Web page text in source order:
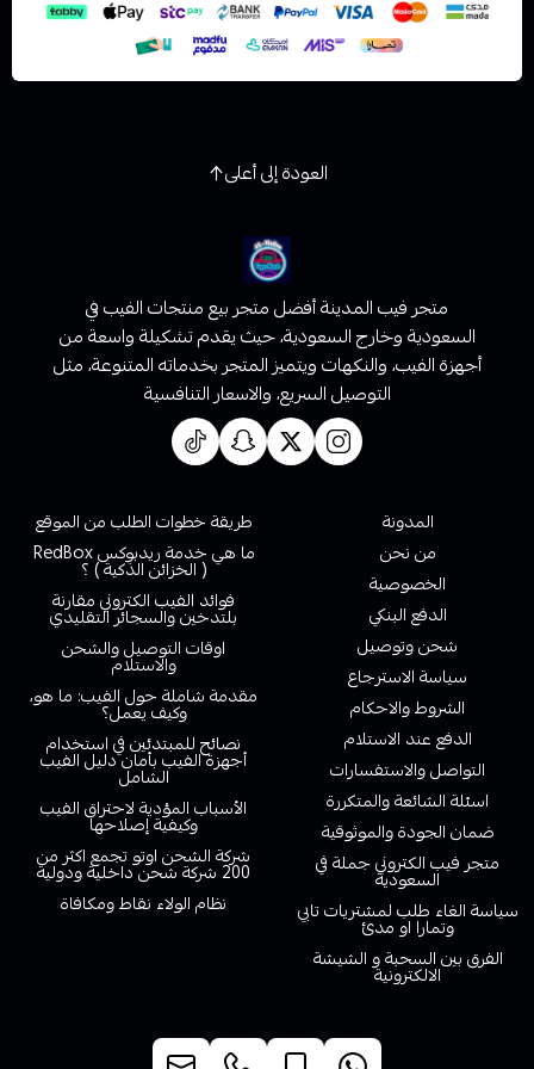
العودة إلى أعلى
متجر فيب المدينة أفضل متجر بيع منتجات الفيب في
السعودية وخارج السعودية، حيث يقدم تشكيلة واسعة من
أجهزة الفيب، والنكهات ويتميز المتجر بخدماته المتنوعة، مثل
التوصيل السريع، والاسعار التنافسية
المدونة
من نحن
الخصوصية
الدفع البنكي
شحن وتوصيل
سياسة الاسترجاع
الشروط والاحكام
الدفع عند الاستلام
التواصل والاستفسارات
اسئلة الشائعة والمتكررة
ضمان الجودة والموثوقية
متجر فيب الكتروني جملة في
السعودية
سياسة الغاء طلب لمشتريات تابي
وتمارا او مدئ
الفرق بين السحبة و الشيشة
الالكترونية
طريقة خطوات الطلب من الموقع
ما هي خدمة ريدبوكس RedBox
( الخزائن الذكية ) ؟
فوائد الفيب الكتروني مقارنة
بلتدخين والسجائر التقليدي
اوقات التوصيل والشحن
والاستلام
مقدمة شاملة حول الفيب: ما هو،
وكيف يعمل؟
نصائح للمبتدئين في استخدام
أجهزة الفيب بأمان دليل الفيب
الشامل
الأسباب المؤدية لاحتراق الفيب
وكيفية إصلاحها
شركة الشحن اوتو تجمع اكثر من
200 شركة شحن داخلية ودولية
نظام الولاء نقاط ومكافاة